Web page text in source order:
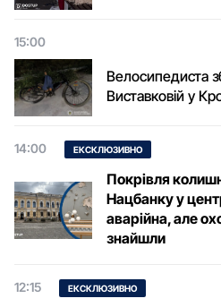
15:00
Велосипедиста
Виставковій у
14:00 ЕКСКЛЮЗИВНО
Покрівля
Нацбанку у
аварійна, але
знайшли
12:15 ЕКСКЛЮЗИВНО